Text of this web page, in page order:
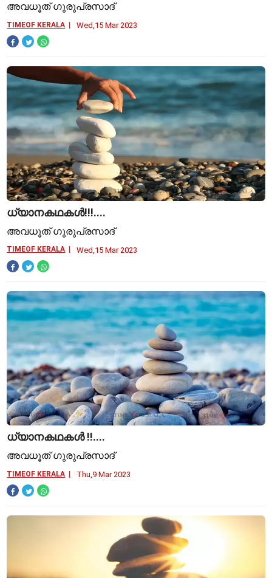
അവധൂത് ഗുരുപ്രസാദ്
TIMEOF KERALA Wed,15 Mar 2023
ധ്യാനകഥകള്‍!!!....
അവധൂത് ഗുരുപ്രസാദ്
TIMEOF KERALA Wed,15 Mar 2023
ധ്യാനകഥകള്‍ !!....
അവധൂത് ഗുരുപ്രസാദ്
TIMEOF KERALA Thu,9 Mar 2023